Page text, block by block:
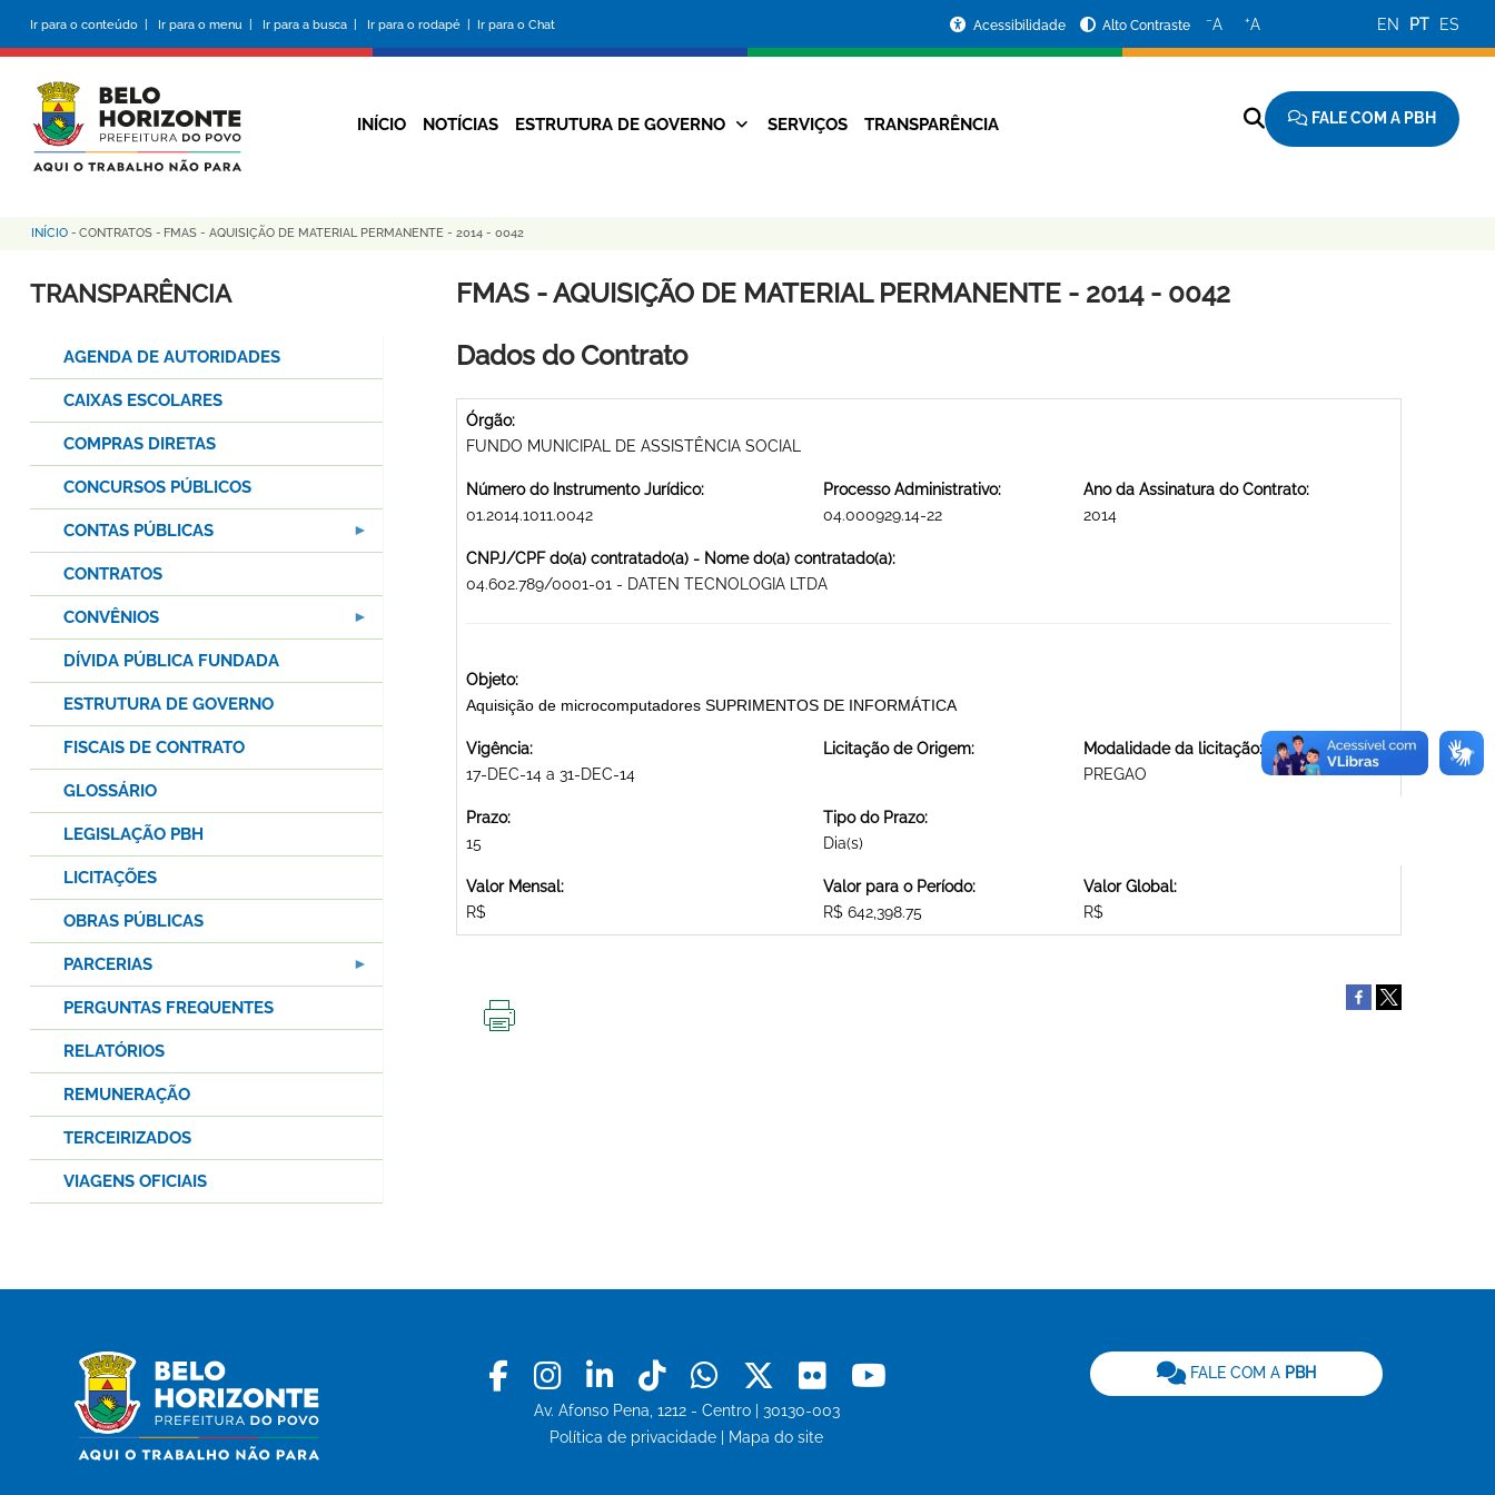
conteúdo
principal
Ir para o conteúdo | Ir para o menu | Ir para a busca | Ir para o rodapé | Ir para o Chat
da
Prefeitura
Acessibilidade Alto Contraste −A +A EN PT ES
Navegação
INÍCIO NOTÍCIAS ESTRUTURA DE GOVERNO SERVIÇOS TRANSPARÊNCIA FALE COM A PBH
Trilha
de
INÍCIO - CONTRATOS - FMAS - AQUISIÇÃO DE MATERIAL PERMANENTE - 2014 - 0042
FMAS - AQUISIÇÃO DE MATERIAL PERMANENTE - 2014 - 0042
Dados do Contrato
Órgão:
FUNDO MUNICIPAL DE ASSISTÊNCIA SOCIAL
Número do Instrumento Jurídico:
01.2014.1011.0042
Processo Administrativo:
04.000929.14-22
Ano da Assinatura do Contrato:
2014
CNPJ/CPF do(a) contratado(a) - Nome do(a) contratado(a):
04.602.789/0001-01 - DATEN TECNOLOGIA LTDA
Objeto:
Aquisição de microcomputadores SUPRIMENTOS DE INFORMÁTICA
Vigência:
17-DEC-14 a 31-DEC-14
Licitação de Origem:
Modalidade da licitação:
PREGAO
Prazo:
15
Tipo do Prazo:
Dia(s)
Valor Mensal:
R$
Valor para o Período:
R$ 642,398.75
Valor Global:
R$
TRANSPARÊNCIA
AGENDA DE AUTORIDADES
CAIXAS ESCOLARES
COMPRAS DIRETAS
CONCURSOS PÚBLICOS
CONTAS PÚBLICAS
CONTRATOS
CONVÊNIOS
DÍVIDA PÚBLICA FUNDADA
ESTRUTURA DE GOVERNO
FISCAIS DE CONTRATO
GLOSSÁRIO
LEGISLAÇÃO PBH
LICITAÇÕES
OBRAS PÚBLICAS
PARCERIAS
PERGUNTAS FREQUENTES
RELATÓRIOS
REMUNERAÇÃO
TERCEIRIZADOS
VIAGENS OFICIAIS
Facebook
Instagram
LinkedinTiktokWhatsapp
X Flickr
Av. Afonso Pena, 1212 - Centro | 30130-003
Política de privacidade
Mapa do site
FALE COM A PBH